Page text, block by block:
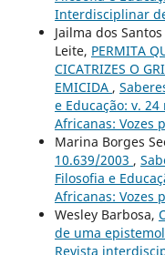
Interdisciplinar
Jailma dos
Leite, PERMITA
CICATRIZES O
EMICIDA ,
e Educação: v.
Africanas: Vozes
Marina Borges
10.639/2003 ,
Filosofia e
Africanas: Vozes
Wesley Barbosa,
de uma
Revista